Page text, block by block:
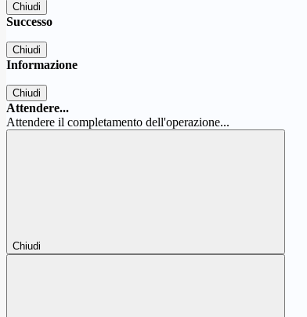
Chiudi
Successo
Chiudi
Informazione
Chiudi
Attendere...
Attendere il completamento dell'operazione...
Chiudi